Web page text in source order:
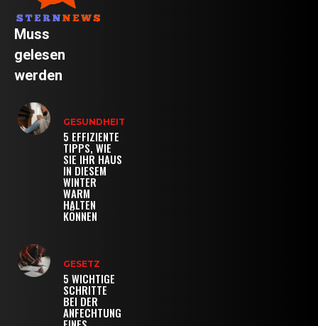
Muss
gelesen
werden
GESUNDHEIT
5 EFFIZIENTE
TIPPS, WIE
SIE IHR HAUS
IN DIESEM
WINTER
WARM
HALTEN
KÖNNEN
GESETZ
5 WICHTIGE
SCHRITTE
BEI DER
ANFECHTUNG